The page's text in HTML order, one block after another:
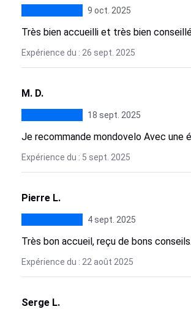
9 oct. 2025
Très bien accueilli et très bien
Expérience du : 26 sept. 2025
M. D.
18 sept. 2025
Je recommande mondovelo Avec une
Expérience du : 5 sept. 2025
Pierre L.
4 sept. 2025
Très bon accueil, reçu de bons conseils.
Expérience du : 22 août 2025
Serge L.